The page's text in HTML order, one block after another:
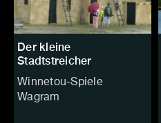
Der kleine
Stadtstreicher
Winnetou-Spiele
Wagram